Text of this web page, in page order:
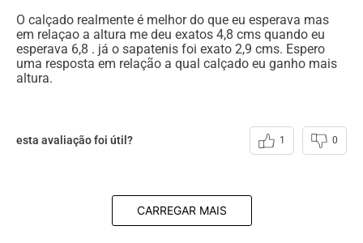
O calçado realmente é melhor do que eu esperava mas
em relaçao a altura me deu exatos 4,8 cms quando eu
esperava 6,8 . já o sapatenis foi exato 2,9 cms. Espero
uma resposta em relação a qual calçado eu ganho mais
altura.
esta avaliação foi útil? 1 0
CARREGAR MAIS